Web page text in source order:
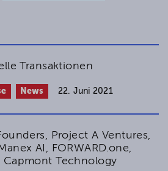
Transaktionen
News 22. Juni 2021
Project A Ventures,
AI, FORWARD.one,
Capmont Technology